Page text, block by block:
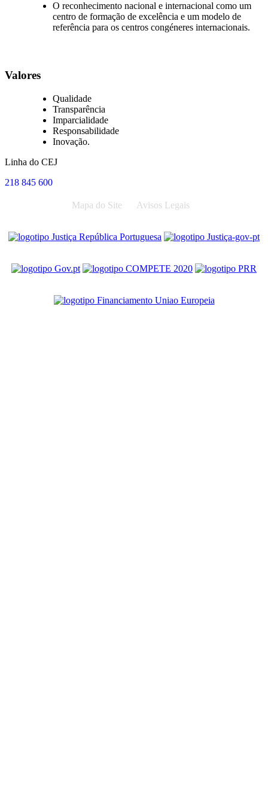
O reconhecimento nacional e internacional como um
centro de formação de excelência e um modelo de
referência para os centros congéneres internacionais.
Valores
Qualidade
Transparência
Imparcialidade
Responsabilidade
Inovação.
Linha do CEJ
218 845 600
Mapa do Site Avisos Legais